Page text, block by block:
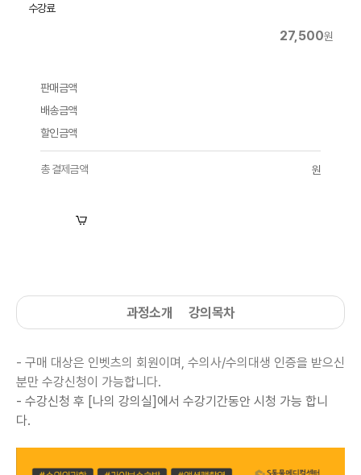
수강료
27,500원
판매금액
배송금액
할인금액
총 결제금액 원
과정소개 강의목차
- 구매 대상은 인벳츠의 회원이며, 수의사/수의대생 인증을 받으신
분만 수강신청이 가능합니다.
- 수강신청 후 [나의 강의실]에서 수강기간동안 시청 가능 합니
다.